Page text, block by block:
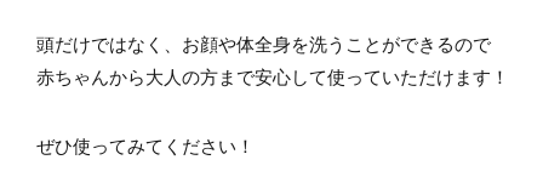
頭だけではなく、お顔や体全身を洗うことができるので
赤ちゃんから大人の方まで安心して使っていただけます！
ぜひ使ってみてください！